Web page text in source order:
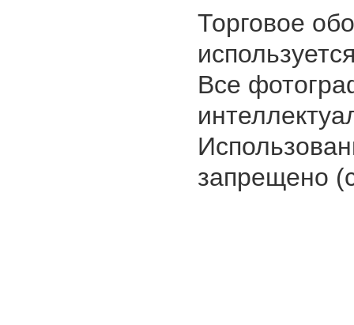
Торговое
Все
запрещено